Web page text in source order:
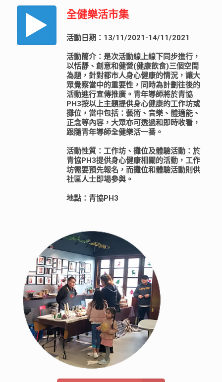
全健樂活市集
活動日期：13/11/2021-14/11/2021
活動簡介：是次活動線上線下同步進行，
以恬靜、創意和健營(健康飲食)三個空間
為題，針對都市人身心健康的情況，讓大
眾覺察當中的重要性，同時為計劃往後的
活動進行宣傳推廣。青年導師將於青協
PH3按以上主題提供身心健康的工作坊或
攤位，當中包括：藝術、音樂、體適能、
正念等內容，大眾亦可透過和即時收看，
跟隨青年導師全健樂活一番。
活動性質：工作坊、攤位及體驗活動：於
青協PH3提供身心健康相關的活動，工作
坊需要預先報名，而攤位和體驗活動則供
社區人士即場參與。
地點：青協PH3